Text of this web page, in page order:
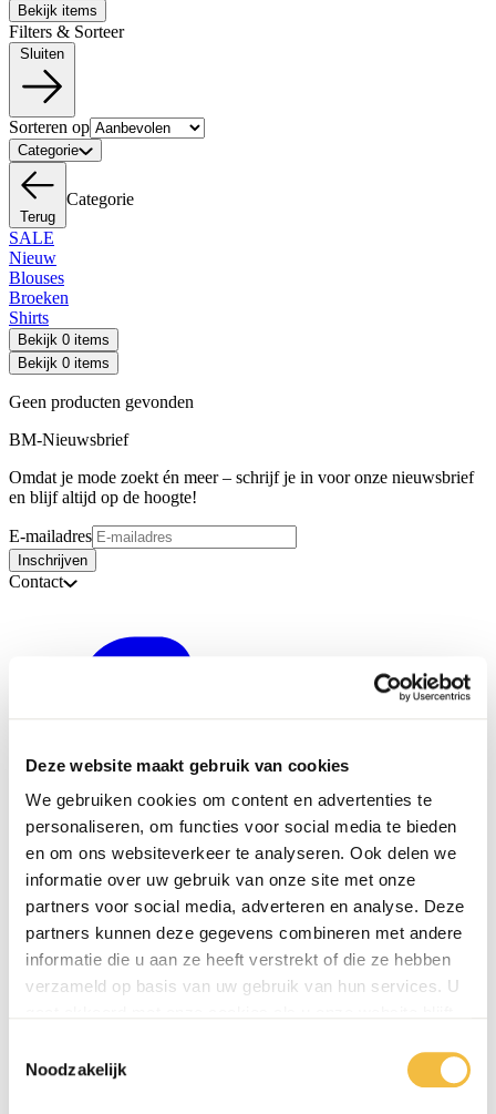
Deze website maakt gebruik van cookies
We gebruiken cookies om content en advertenties te
personaliseren, om functies voor social media te bieden
en om ons websiteverkeer te analyseren. Ook delen we
informatie over uw gebruik van onze site met onze
partners voor social media, adverteren en analyse. Deze
partners kunnen deze gegevens combineren met andere
informatie die u aan ze heeft verstrekt of die ze hebben
verzameld op basis van uw gebruik van hun services. U
Noodzakelijk
Bekijk items
Filters & Sorteer
Sorteren op
Categorie
Terug
Categorie
SALE
Nieuw
Blouses
Broeken
Shirts
Bekijk 0 items
Bekijk 0 items
Geen producten gevonden
BM-Nieuwsbrief
Omdat je mode zoekt én meer – schrijf je in voor onze nieuwsbrief
en blijf altijd op de hoogte!
E-mailadres
Inschrijven
Contact
WhatsApp